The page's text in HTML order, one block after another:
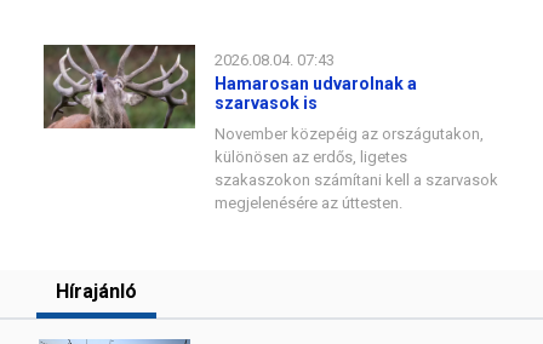
2026.08.04. 07:43
Hamarosan udvarolnak a
szarvasok is
November közepéig az országutakon,
különösen az erdős, ligetes
szakaszokon számítani kell a szarvasok
megjelenésére az úttesten.
Hírajánló